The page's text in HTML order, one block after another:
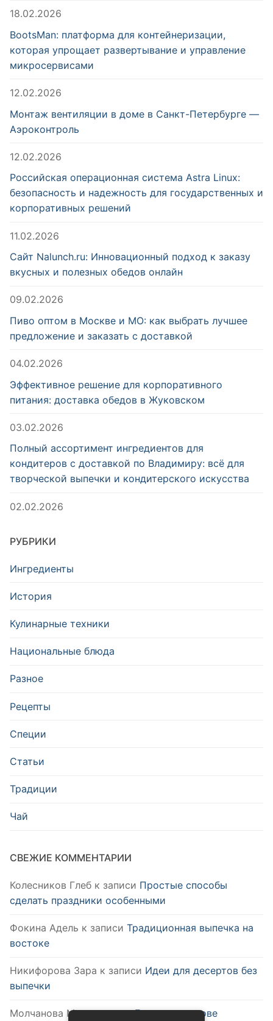
18.02.2026
BootsMan: платформа для контейнеризации,
которая упрощает развертывание и управление
микросервисами
12.02.2026
Монтаж вентиляции в доме в Санкт-Петербурге —
Аэроконтроль
12.02.2026
Российская операционная система Astra Linux:
безопасность и надежность для государственных и
корпоративных решений
11.02.2026
Сайт Nalunch.ru: Инновационный подход к заказу
вкусных и полезных обедов онлайн
09.02.2026
Пиво оптом в Москве и МО: как выбрать лучшее
предложение и заказать с доставкой
04.02.2026
Эффективное решение для корпоративного
питания: доставка обедов в Жуковском
03.02.2026
Полный ассортимент ингредиентов для
кондитеров с доставкой по Владимиру: всё для
творческой выпечки и кондитерского искусства
02.02.2026
РУБРИКИ
Ингредиенты
История
Кулинарные техники
Национальные блюда
Разное
Рецепты
Специи
Статьи
Традиции
Чай
СВЕЖИЕ КОММЕНТАРИИ
Колесников Глеб к записи Простые способы
сделать праздники особенными
Фокина Адель к записи Традиционная выпечка на
востоке
Никифорова Зара к записи Идеи для десертов без
выпечки
Молчанова Мияк записиБлюда на основе